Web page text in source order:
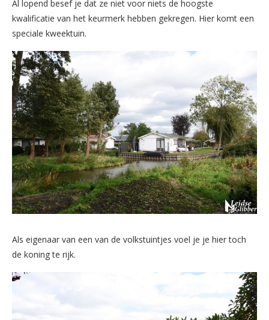
Al lopend besef je dat ze niet voor niets de hoogste
kwalificatie van het keurmerk hebben gekregen. Hier komt een
speciale kweektuin.
Als eigenaar van een van de volkstuintjes voel je je hier toch
de koning te rijk.